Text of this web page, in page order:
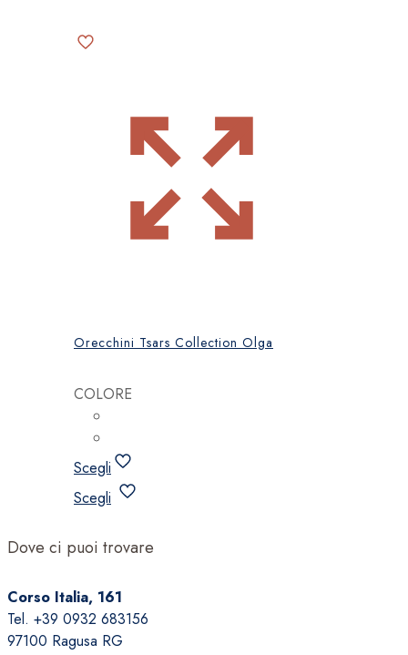
Orecchini Tsars Collection Olga
COLORE
Scegli
Scegli Questo
più
Le
opzioni
possono
Dove ci puoi trovare
Corso Italia, 161
Tel. +39 0932 683156
97100 Ragusa RG